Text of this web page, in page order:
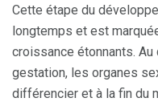
Cette étape du
longtemps et est
croissance étonnants.
gestation, les organes
différencier et à la fin du